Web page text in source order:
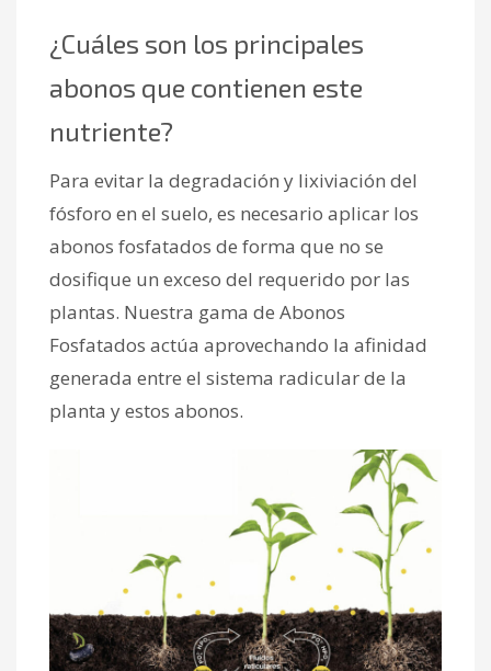
¿Cuáles son los principales
abonos que contienen este
nutriente?
Para evitar la degradación y lixiviación del
fósforo en el suelo, es necesario aplicar los
abonos fosfatados de forma que no se
dosifique un exceso del requerido por las
plantas. Nuestra gama de Abonos
Fosfatados actúa aprovechando la afinidad
generada entre el sistema radicular de la
planta y estos abonos.